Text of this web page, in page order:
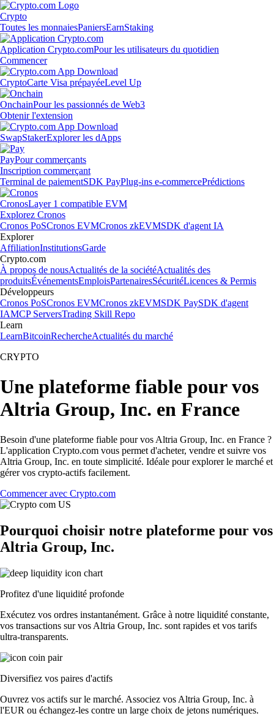
Crypto
Toutes les monnaiesPaniersEarnStaking
Application Crypto.comPour les utilisateurs du quotidien
Commencer
CryptoCarte Visa prépayéeLevel Up
OnchainPour les passionnés de Web3
Obtenir l'extension
SwapStakerExplorer les dApps
PayPour commerçants
Inscription commerçant
Terminal de paiementSDK PayPlug-ins e-commercePrédictions
CronosLayer 1 compatible EVM
Explorez Cronos
Cronos PoSCronos EVMCronos zkEVMSDK d'agent IA
Explorer
AffiliationInstitutionsGarde
Crypto.com
À propos de nousActualités de la sociétéActualités des
produitsÉvénementsEmploisPartenairesSécuritéLicences & Permis
Développeurs
Cronos PoSCronos EVMCronos zkEVMSDK PaySDK d'agent
IAMCP ServersTrading Skill Repo
Learn
LearnBitcoinRechercheActualités du marché
CRYPTO
Une plateforme fiable pour vos
Altria Group, Inc. en France
Besoin d'une plateforme fiable pour vos Altria Group, Inc. en France ?
L'application Crypto.com vous permet d'acheter, vendre et suivre vos
Altria Group, Inc. en toute simplicité. Idéale pour explorer le marché et
gérer vos crypto-actifs facilement.
Commencer avec Crypto.com
Pourquoi choisir notre plateforme pour vos
Altria Group, Inc.
Profitez d'une liquidité profonde
Exécutez vos ordres instantanément. Grâce à notre liquidité constante,
vos transactions sur vos Altria Group, Inc. sont rapides et vos tarifs
ultra-transparents.
Diversifiez vos paires d'actifs
Ouvrez vos actifs sur le marché. Associez vos Altria Group, Inc. à
l'EUR ou échangez-les contre un large choix de jetons numériques.